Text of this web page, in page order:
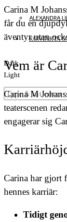
ALEXANDRA
KONTAKTA
Dark
Light
Carina M
får du en
äventyr utan
Vem är
Carina M
teaterscenen
engagerar sig
Carina har gjort
hennes karriär:
Tidigt